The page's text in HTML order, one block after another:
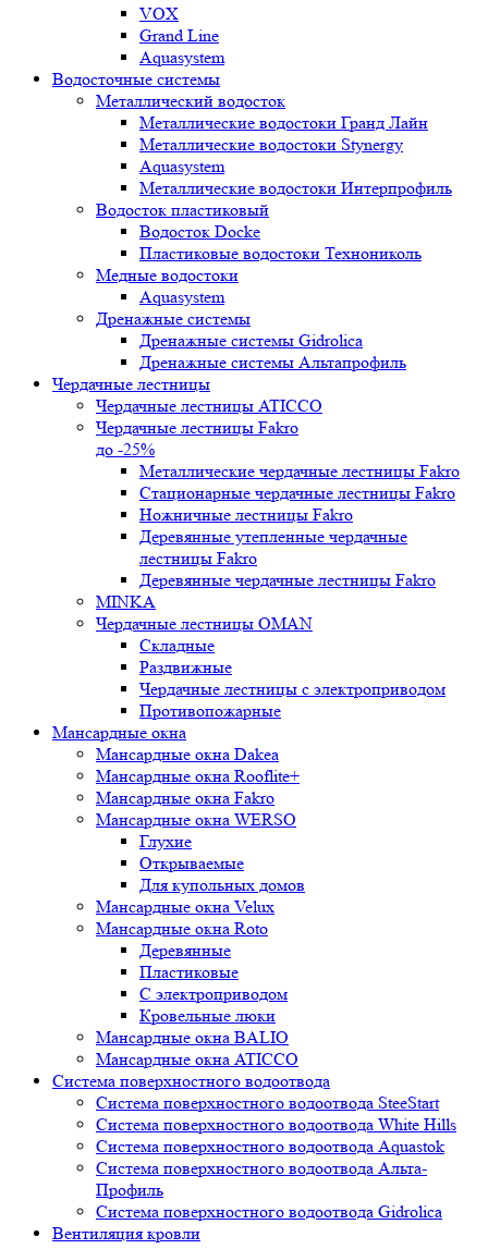
VOX
Grand Line
Aquasystem
Водосточные системы
Металлический водосток
Металлические водостоки Гранд Лайн
Металлические водостоки Stynergy
Aquasystem
Металлические водостоки Интерпрофиль
Водосток пластиковый
Водосток Docke
Пластиковые водостоки Технониколь
Медные водостоки
Aquasystem
Дренажные системы
Дренажные системы Gidrolica
Дренажные системы Альтапрофиль
Чердачные лестницы
Чердачные лестницы ATICCO
Чердачные лестницы Fakro
до -25%
Металлические чердачные лестницы Fakro
Стационарные чердачные лестницы Fakro
Ножничные лестницы Fakro
Деревянные утепленные чердачные
лестницы Fakro
Деревянные чердачные лестницы Fakro
MINKA
Чердачные лестницы OMAN
Складные
Раздвижные
Чердачные лестницы с электроприводом
Противопожарные
Мансардные окна
Мансардные окна Dakea
Мансардные окна Rooflite+
Мансардные окна Fakro
Мансардные окна WERSO
Глухие
Открываемые
Для купольных домов
Мансардные окна Velux
Мансардные окна Roto
Деревянные
Пластиковые
С электроприводом
Кровельные люки
Мансардные окна BALIO
Мансардные окна ATICCO
Система поверхностного водоотвода
Система поверхностного водоотвода SteeStart
Система поверхностного водоотвода White Hills
Система поверхностного водоотвода Aquastok
Система поверхностного водоотвода Альта-
Профиль
Система поверхностного водоотвода Gidrolica
Вентиляция кровли